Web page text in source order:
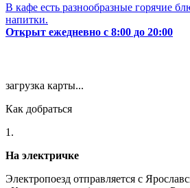
В кафе есть разнообразные горячие
напитки.
Открыт ежедневно с 8:00 до 20:00
загрузка карты...
Как добраться
1.
На электричке
Электропоезд отправляется с